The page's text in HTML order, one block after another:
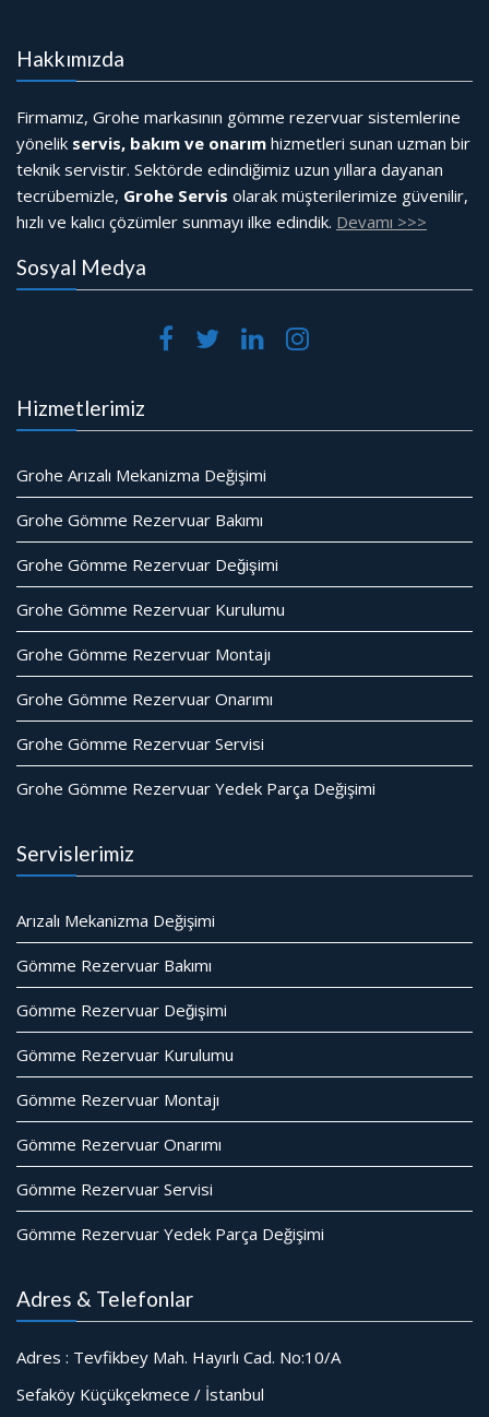
Hakkımızda
Firmamız, Grohe markasının gömme rezervuar sistemlerine
yönelik servis, bakım ve onarım hizmetleri sunan uzman bir
teknik servistir. Sektörde edindiğimiz uzun yıllara dayanan
tecrübemizle, Grohe Servis olarak müşterilerimize güvenilir,
hızlı ve kalıcı çözümler sunmayı ilke edindik. Devamı >>>
Sosyal Medya
Hizmetlerimiz
Grohe Arızalı Mekanizma Değişimi
Grohe Gömme Rezervuar Bakımı
Grohe Gömme Rezervuar Değişimi
Grohe Gömme Rezervuar Kurulumu
Grohe Gömme Rezervuar Montajı
Grohe Gömme Rezervuar Onarımı
Grohe Gömme Rezervuar Servisi
Grohe Gömme Rezervuar Yedek Parça Değişimi
Servislerimiz
Arızalı Mekanizma Değişimi
Gömme Rezervuar Bakımı
Gömme Rezervuar Değişimi
Gömme Rezervuar Kurulumu
Gömme Rezervuar Montajı
Gömme Rezervuar Onarımı
Gömme Rezervuar Servisi
Gömme Rezervuar Yedek Parça Değişimi
Adres & Telefonlar
Adres : Tevfikbey Mah. Hayırlı Cad. No:10/A
Sefaköy Küçükçekmece / İstanbul